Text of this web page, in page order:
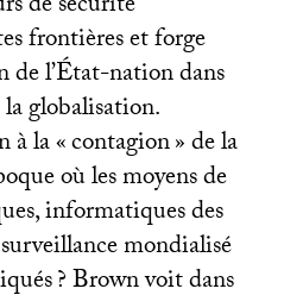
frontières et forge
de l’État-nation dans
globalisation.
à la «contagion» de la
où les moyens de
informatiques des
mondialisé
? Brown voit dans